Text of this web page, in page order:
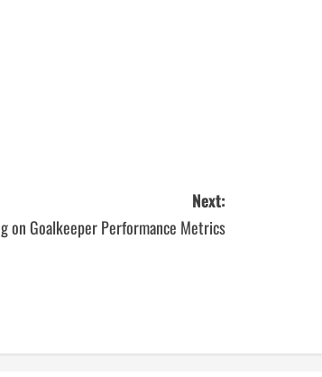
Next:
on Goalkeeper Performance Metrics